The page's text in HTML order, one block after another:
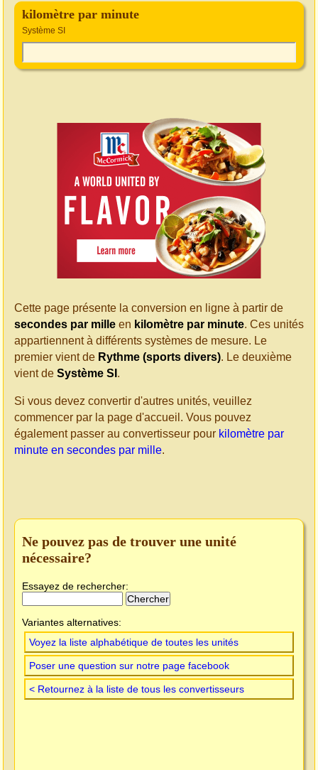
kilomètre par minute
Système SI
Cette page présente la conversion en ligne à partir de
secondes par mille en kilomètre par minute. Ces unités
appartiennent à différents systèmes de mesure. Le
premier vient de Rythme (sports divers). Le deuxième
vient de Système SI .
Si vous devez convertir d'autres unités, veuillez
commencer par la page d'accueil. Vous pouvez
également passer au convertisseur pour kilomètre par
minute en secondes par mille.
Ne pouvez pas de trouver une unité
nécessaire?
Essayez de rechercher:
Variantes alternatives:
Voyez la liste alphabétique de toutes les unités
Poser une question sur notre page facebook
< Retournez à la liste de tous les convertisseurs